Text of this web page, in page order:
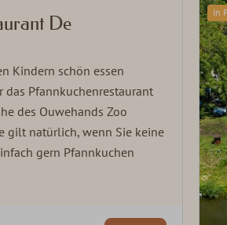
De
Kindern schön essen
das Pfannkuchenrestaurant
des Ouwehands Zoo
gilt natürlich, wenn Sie keine
gern Pfannkuchen
In